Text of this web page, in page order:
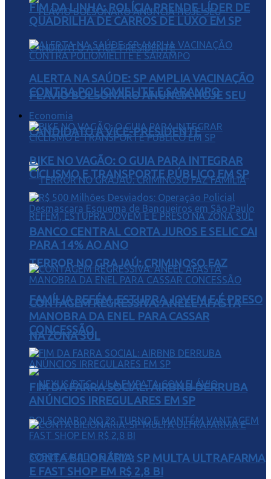
FLÁVIO BOLSONARO ANUNCIA HOJE SEU
CANDIDATO A VICE-PRESIDENTE
TERROR NO GRAJAÚ: CRIMINOSO FAZ
FAMÍLIA REFÉM, ESTUPRA JOVEM E É PRESO
NA ZONA SUL
FIM DA LINHA: POLÍCIA PRENDE LÍDER DE
QUADRILHA DE CARROS DE LUXO EM SP
ALERTA NA SAÚDE: SP AMPLIA VACINAÇÃO
CONTRA POLIOMIELITE E SARAMPO
Economia
BIKE NO VAGÃO: O GUIA PARA INTEGRAR
CICLISMO E TRANSPORTE PÚBLICO EM SP
BANCO CENTRAL CORTA JUROS E SELIC CAI
PARA 14% AO ANO
CONTAGEM REGRESSIVA: ANEEL AFASTA
MANOBRA DA ENEL PARA CASSAR
CONCESSÃO
FIM DA FARRA SOCIAL: AIRBNB DERRUBA
ANÚNCIOS IRREGULARES EM SP
CONTA BILIONÁRIA: SP MULTA ULTRAFARMA
E FAST SHOP EM R$ 2,8 BI